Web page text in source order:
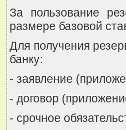
За пользование
размере базовой
Для получения
банку:
- заявление
- договор
- срочное